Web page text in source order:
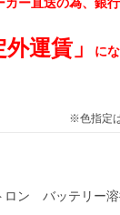
外運賃」
に
※色指定
ロン バッテリー